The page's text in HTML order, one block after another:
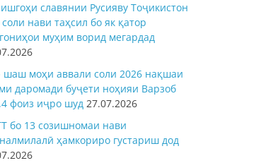
славянии Русияву Тоҷикистон
нави таҳсил бо як қатор
муҳим ворид мегардад
шаш моҳи аввали соли 2026 нақшаи
даромади буҷети ноҳияи Варзоб
фоиз иҷро шуд 27.07.2026
бо 13 созишномаи нави
ҳамкориро густариш дод